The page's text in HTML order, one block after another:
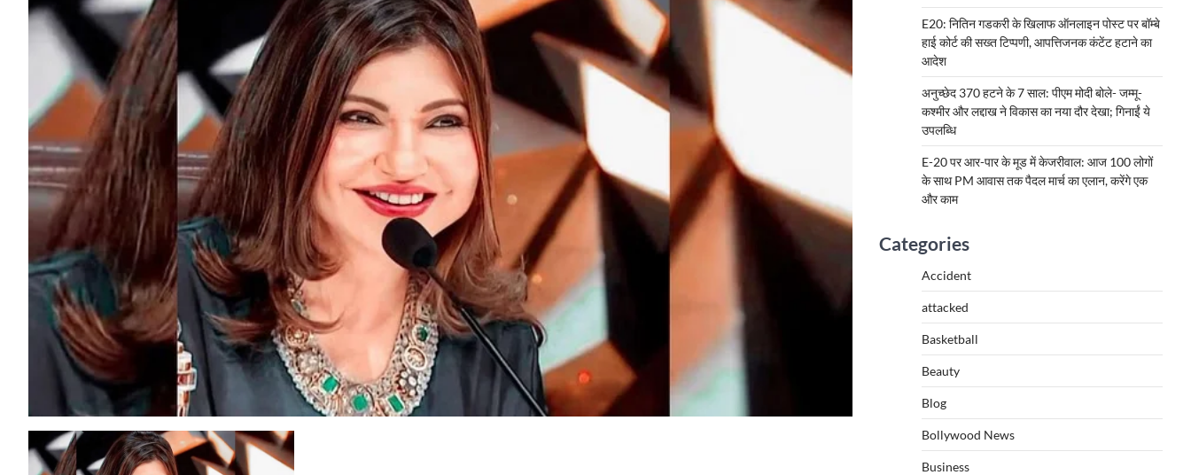
E20: नितिन गडकरी के खिलाफ ऑनलाइन पोस्ट पर बॉम्बे
हाई कोर्ट की सख्त टिप्पणी, आपत्तिजनक कंटेंट हटाने का
आदेश
अनुच्छेद 370 हटने के 7 साल: पीएम मोदी बोले- जम्मू-
कश्मीर और लद्दाख ने विकास का नया दौर देखा; गिनाईं ये
उपलब्धि
E-20 पर आर-पार के मूड में केजरीवाल: आज 100 लोगों
के साथ PM आवास तक पैदल मार्च का एलान, करेंगे एक
और काम
Categories
Accident
attacked
Basketball
Beauty
Blog
Bollywood News
Business